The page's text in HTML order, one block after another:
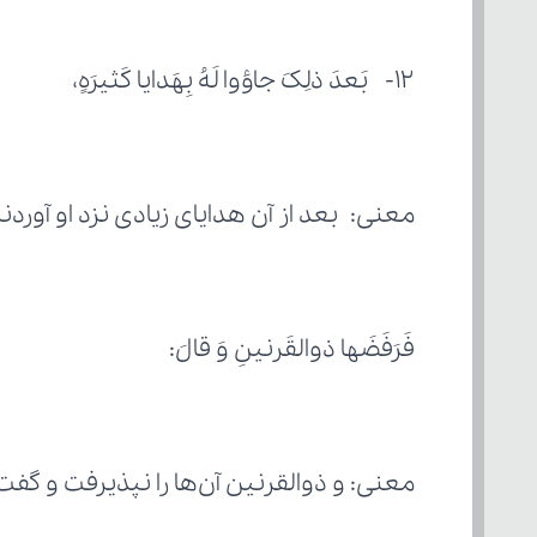
۱۲-  بَعدَ ذلِکَ جاؤوا لَهُ بِهَدایا کَثیرَهٍ،
معنی: بعد از آن هدایای زیادی نزد او
فَرَفَضَها ذوالقَرنینِ وَ قالَ:
معنی: و ذوالقرنین آن‌ها را نپذیرفت و